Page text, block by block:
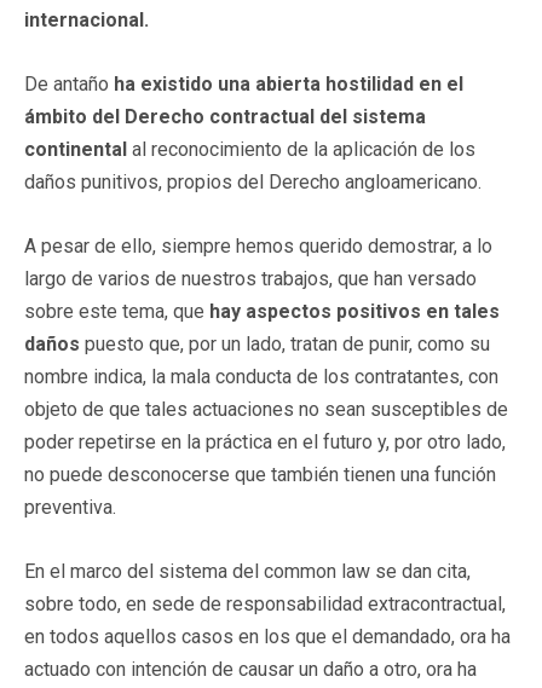
internacional.
De antaño ha existido una abierta hostilidad en el
ámbito del Derecho contractual del sistema
continental al reconocimiento de la aplicación de los
daños punitivos, propios del Derecho angloamericano.
A pesar de ello, siempre hemos querido demostrar, a lo
largo de varios de nuestros trabajos, que han versado
sobre este tema, que hay aspectos positivos en tales
daños puesto que, por un lado, tratan de punir, como su
nombre indica, la mala conducta de los contratantes, con
objeto de que tales actuaciones no sean susceptibles de
poder repetirse en la práctica en el futuro y, por otro lado,
no puede desconocerse que también tienen una función
preventiva.
En el marco del sistema del common law se dan cita,
sobre todo, en sede de responsabilidad extracontractual,
en todos aquellos casos en los que el demandado, ora ha
actuado con intención de causar un daño a otro, ora ha